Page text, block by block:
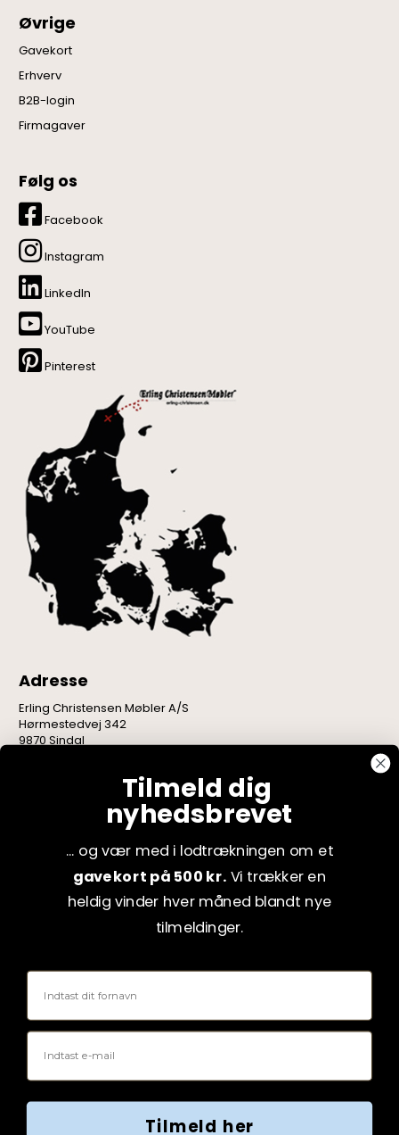
Øvrige
Gavekort
Erhverv
B2B-login
Firmagaver
Følg os
Facebook
Instagram
LinkedIn
YouTube
Pinterest
Adresse
Erling Christensen Møbler A/S
Hørmestedvej 342
9870 Sindal
Tilmeld dig
nyhedsbrevet
... og vær med i lodtrækningen om et
gavekort på 500 kr. Vi trækker en
heldig vinder hver måned blandt nye
tilmeldinger.
Fornavn
Email
Tilmeld her